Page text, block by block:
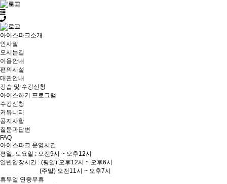
아이스파크소개
인사말
오시는길
이용안내
편의시설
대관안내
강습 및 수강신청
아이스하키 프로그램
수강신청
커뮤니티
공지사항
질문과답변
FAQ
아이스파크 운영시간
평일, 토요일 : 오전9시 ~ 오후12시
일반입장시간 : (평일) 오후12시 ~ 오후6시
(주말) 오전11시 ~ 오후7시
휴무일 연중무휴